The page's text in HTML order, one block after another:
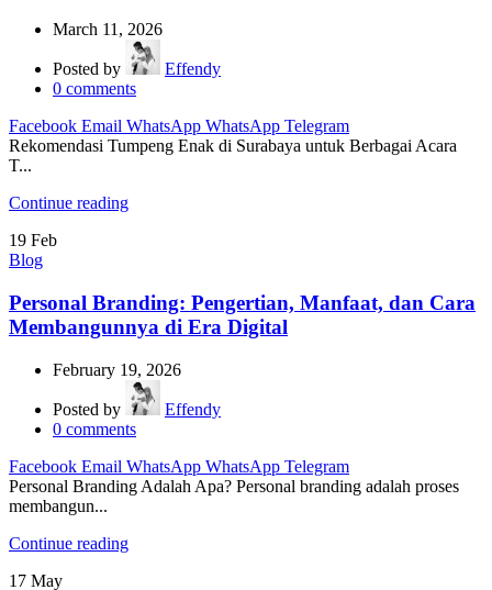
March 11, 2026
Posted by
Effendy
0 comments
Facebook Email WhatsApp WhatsApp Telegram
Rekomendasi Tumpeng Enak di Surabaya untuk Berbagai Acara
T...
Continue reading
19 Feb
Blog
Personal Branding: Pengertian, Manfaat, dan Cara
Membangunnya di Era Digital
February 19, 2026
Posted by
Effendy
0 comments
Facebook Email WhatsApp WhatsApp Telegram
Personal Branding Adalah Apa? Personal branding adalah proses
membangun...
Continue reading
17 May